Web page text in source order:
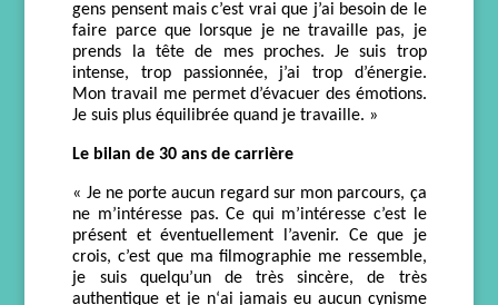
gens pensent maisc’est vrai que j’ai besoin de le
faire parce que lorsque je ne travaille pas, je
prends la têtede mes proches. Je suis trop
intense, trop passionnée, j’ai trop d’énergie.
Mon travail me permet d’évacuer des émotions.
Je suis plus équilibrée quand je travaille. »
Le bilan de 30 ans de carrière
« Je ne porte aucun regard sur mon parcours, ça
ne m’intéresse pas. Ce qui m’intéresse c’est le
présent etéventuellement l’avenir. Ce que je
crois, c’est que ma filmographie me ressemble,
je suis quelqu’un de très sincère, de très
authentiqueet je n‘ai jamais eu aucun cynisme